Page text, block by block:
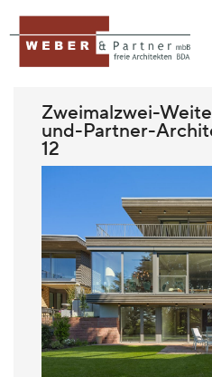
Zweimalzwei-
und-Partner-
12